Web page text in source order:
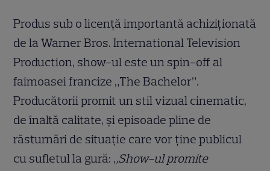
Produs sub o licență importantă achiziționată
de la Warner Bros. International Television
Production, show-ul este un spin-off al
faimoasei francize „The Bachelor”.
Producătorii promit un stil vizual cinematic,
de înaltă calitate, și episoade pline de
răsturnări de situație care vor ține publicul
cu sufletul la gură: „Show-ul promite